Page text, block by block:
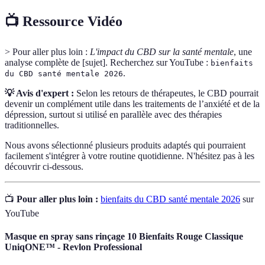
📺 Ressource Vidéo
> Pour aller plus loin : L'impact du CBD sur la santé mentale, une
analyse complète de [sujet]. Recherchez sur YouTube : bienfaits
du CBD santé mentale 2026.
💡 Avis d'expert : Selon les retours de thérapeutes, le CBD pourrait
devenir un complément utile dans les traitements de l’anxiété et de la
dépression, surtout si utilisé en parallèle avec des thérapies
traditionnelles.
Nous avons sélectionné plusieurs produits adaptés qui pourraient
facilement s'intégrer à votre routine quotidienne. N'hésitez pas à les
découvrir ci-dessous.
📺 Pour aller plus loin : bienfaits du CBD santé mentale 2026 sur
YouTube
Masque en spray sans rinçage 10 Bienfaits Rouge Classique
UniqONE™ - Revlon Professional